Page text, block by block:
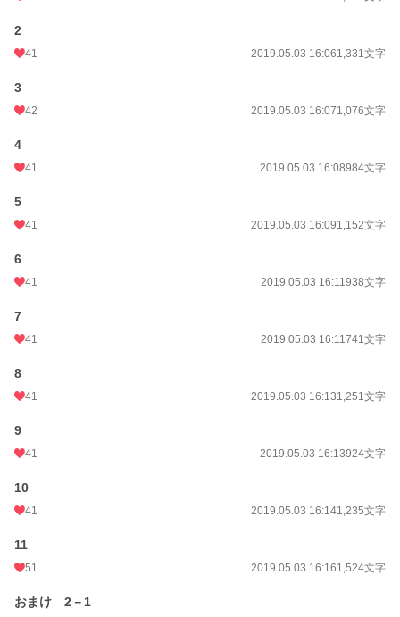
2
41 2019.05.03 16:061,331文字
3
42 2019.05.03 16:071,076文字
4
41 2019.05.03 16:08984文字
5
41 2019.05.03 16:091,152文字
6
41 2019.05.03 16:11938文字
7
41 2019.05.03 16:11741文字
8
41 2019.05.03 16:131,251文字
9
41 2019.05.03 16:13924文字
10
41 2019.05.03 16:141,235文字
11
51 2019.05.03 16:161,524文字
おまけ 2－1